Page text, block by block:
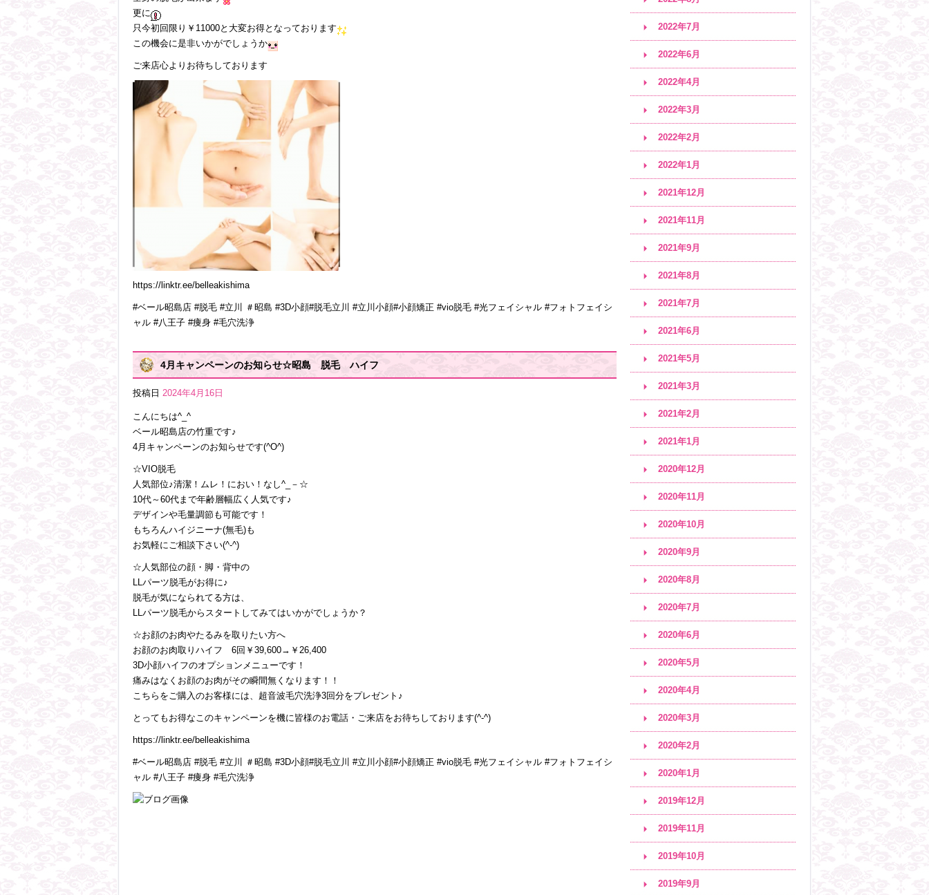
更に
只今初回限り￥11000と大変お得となっております
この機会に是非いかがでしょうか
ご来店心よりお待ちしております
https://linktr.ee/belleakishima
#ベール昭島店 #脱毛 #立川 ＃昭島 #3D小顔#脱毛立川 #立川小顔#小顔矯正 #vio脱毛 #光フェイシャル #フォトフェイシ
ャル #八王子 #痩身 #毛穴洗浄
4月キャンペーンのお知らせ☆昭島 脱毛 ハイフ
投稿日 2024年4月16日
こんにちは^_^
ベール昭島店の竹重です♪
4月キャンペーンのお知らせです(^O^)
☆VIO脱毛
人気部位♪清潔！ムレ！におい！なし^_－☆
10代～60代まで年齢層幅広く人気です♪
デザインや毛量調節も可能です！
もちろんハイジニーナ(無毛)も
お気軽にご相談下さい(^-^)
☆人気部位の顔・脚・背中の
LLパーツ脱毛がお得に♪
脱毛が気になられてる方は、
LLパーツ脱毛からスタートしてみてはいかがでしょうか？
☆お顔のお肉やたるみを取りたい方へ
お顔のお肉取りハイフ 6回￥39,600→￥26,400
3D小顔ハイフのオプションメニューです！
痛みはなくお顔のお肉がその瞬間無くなります！！
こちらをご購入のお客様には、超音波毛穴洗浄3回分をプレゼント♪
とってもお得なこのキャンペーンを機に皆様のお電話・ご来店をお待ちしております(^-^)
https://linktr.ee/belleakishima
#ベール昭島店 #脱毛 #立川 ＃昭島 #3D小顔#脱毛立川 #立川小顔#小顔矯正 #vio脱毛 #光フェイシャル #フォトフェイシ
ャル #八王子 #痩身 #毛穴洗浄
2022年7月
2022年6月
2022年4月
2022年3月
2022年2月
2022年1月
2021年12月
2021年11月
2021年9月
2021年8月
2021年7月
2021年6月
2021年5月
2021年3月
2021年2月
2021年1月
2020年12月
2020年11月
2020年10月
2020年9月
2020年8月
2020年7月
2020年6月
2020年5月
2020年4月
2020年3月
2020年2月
2020年1月
2019年12月
2019年11月
2019年10月
2019年9月